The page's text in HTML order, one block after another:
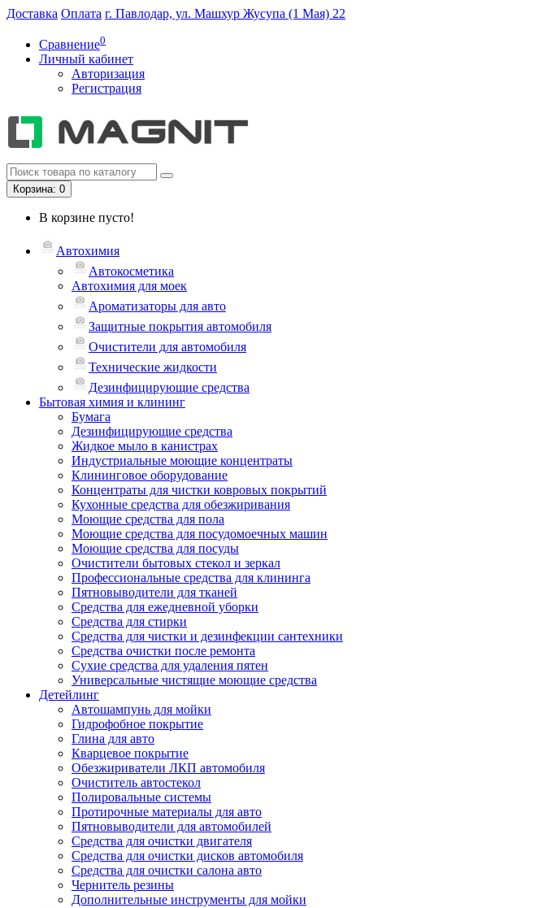
Доставка Оплата г. Павлодар, ул. Машхур Жусупа (1 Мая) 22
Сравнение0
Личный кабинет
Авторизация
Регистрация
Корзина: 0
В корзине пусто!
Автохимия
Автокосметика
Автохимия для моек
Ароматизаторы для авто
Защитные покрытия автомобиля
Очистители для автомобиля
Технические жидкости
Дезинфицирующие средства
Бытовая химия и клининг
Бумага
Дезинфицирующие средства
Жидкое мыло в канистрах
Индустриальные моющие концентраты
Клининговое оборудование
Концентраты для чистки ковровых покрытий
Кухонные средства для обезжиривания
Моющие средства для пола
Моющие средства для посудомоечных машин
Моющие средства для посуды
Очистители бытовых стекол и зеркал
Профессиональные средства для клининга
Пятновыводители для тканей
Средства для ежедневной уборки
Средства для стирки
Средства для чистки и дезинфекции сантехники
Средства очистки после ремонта
Сухие средства для удаления пятен
Универсальные чистящие моющие средства
Детейлинг
Автошампунь для мойки
Гидрофобное покрытие
Глина для авто
Кварцевое покрытие
Обезжириватели ЛКП автомобиля
Очиститель автостекол
Полировальные системы
Протирочные материалы для авто
Пятновыводители для автомобилей
Средства для очистки двигателя
Средства для очистки дисков автомобиля
Средства для очистки салона авто
Чернитель резины
Дополнительные инструменты для мойки